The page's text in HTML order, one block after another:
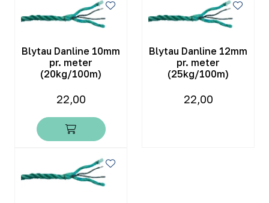
Blytau Danline 10mm
pr. meter
(20kg/100m)
22,00
Blytau Danline 12mm
pr. meter
(25kg/100m)
22,00